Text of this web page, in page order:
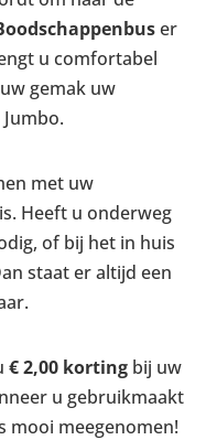
er
u comfortabel
gemak uw
met uw
Heeft u onderweg
of bij het in huis
staat er altijd een
€ 2,00 korting bij uw
u gebruikmaakt
mooi meegenomen!